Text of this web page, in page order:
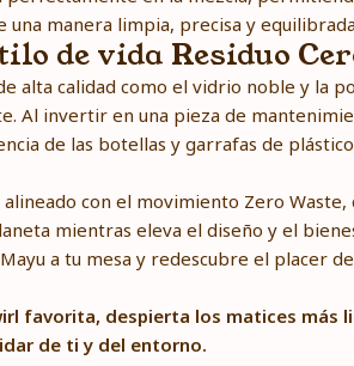
manera limpia, precisa y
de vida Residuo
alta calidad como el vidrio noble y la
Al invertir en una pieza de
de las botellas y garrafas de
con el movimiento Zero
mientras eleva el diseño y el
a tu mesa y redescubre el placer
favorita, despierta los matices más
de ti y del entorno.